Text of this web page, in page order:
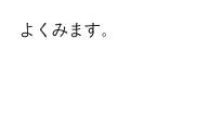
よくみます。